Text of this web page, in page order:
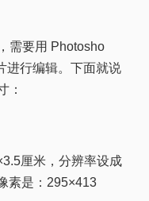
需要用 Photosho
进行编辑。下面就说
：
厘米，分辨率设成
素是：295×413